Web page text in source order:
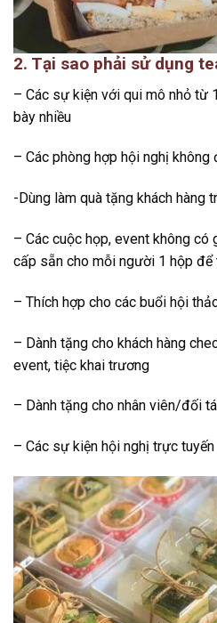
2. Tại sao phải sử dụng
– Các sự kiện với qui mô nhỏ từ
bày nhiều
– Các phòng hợp hội nghị
-Dùng làm quà tặng khách hàng
– Các cuộc họp, event không có
cấp sẵn cho mỗi người 1 hộp
– Thích hợp cho các buổi hội
– Dành tặng cho khách hàng
event, tiệc khai trương
– Dành tặng cho nhân viên/đối
– Các sự kiện hội nghị trực tuyến